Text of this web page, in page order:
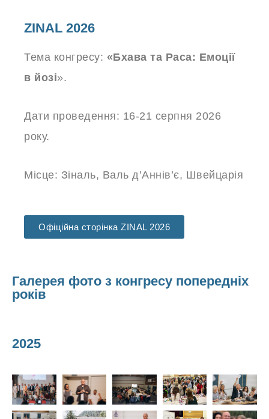
ZINAL 2026
Тема конгресу: «Бхава та Раса: Емоції
в йозі».
Дати проведення: 16-21 серпня 2026
року.
Місце: Зіналь, Валь д’Аннів’є, Швейцарія
Офіційна сторінка ZINAL 2026
Галерея фото з конгресу попередніх
років
2025